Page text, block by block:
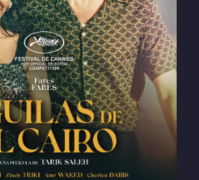
NOTICIAS
SOMOS
CONTACTO